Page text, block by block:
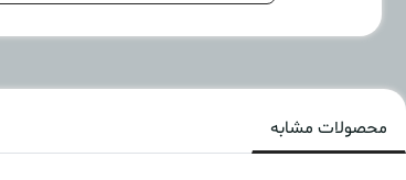
محصولات مشابه